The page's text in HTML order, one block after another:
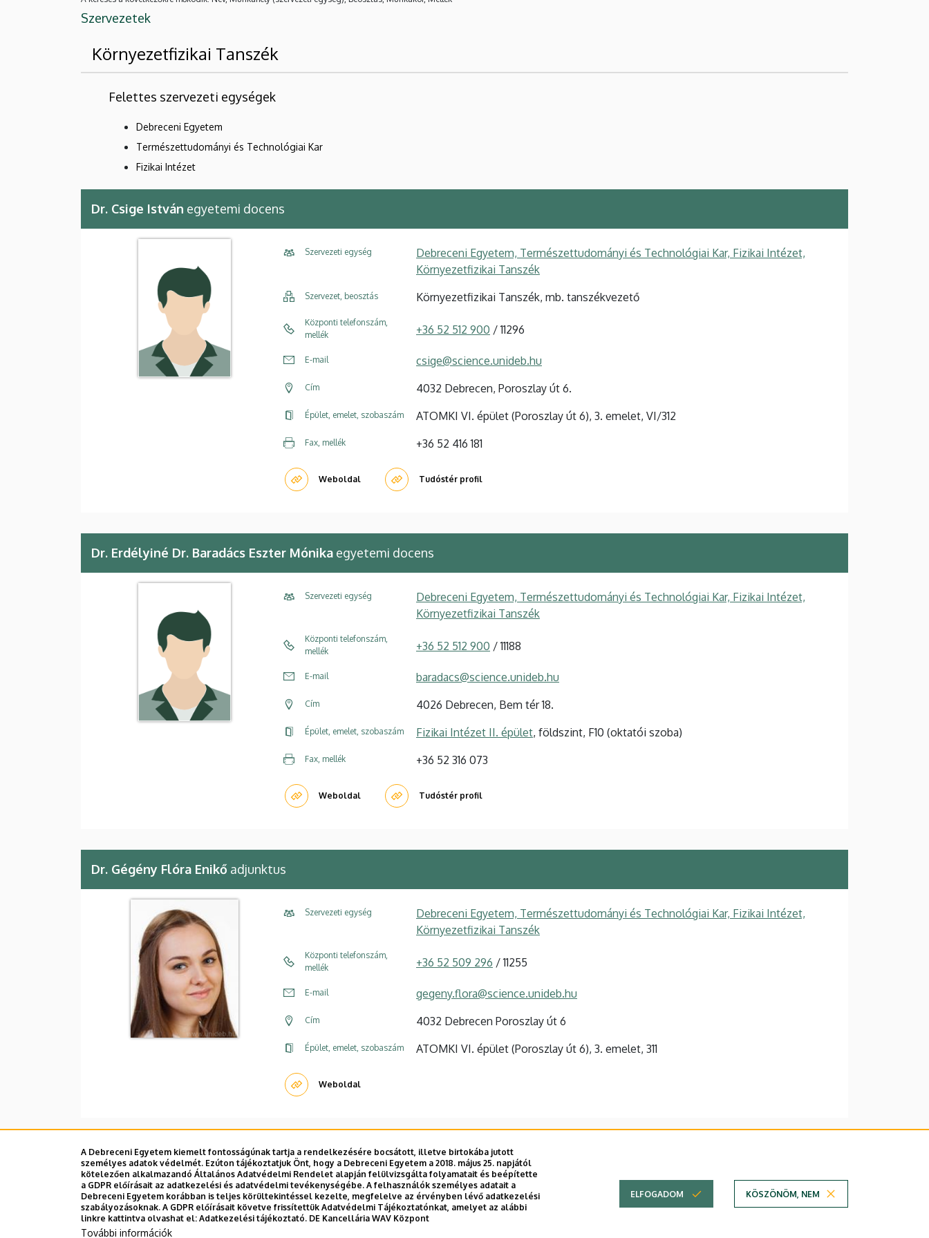
Szervezetek
Környezetfizikai Tanszék
Felettes szervezeti egységek
Debreceni Egyetem
Természettudományi és Technológiai Kar
Fizikai Intézet
Dr. Csige István egyetemi docens
Szervezeti egység
Debreceni Egyetem, Természettudományi és Technológiai Kar, Fizikai Intézet,
Környezetfizikai Tanszék
Szervezet, beosztás Környezetfizikai Tanszék, mb. tanszékvezető
Központi telefonszám,
mellék
+36 52 512 900 / 11296
E-mail csige@science.unideb.hu
Cím 4032 Debrecen, Poroszlay út 6.
Épület, emelet, szobaszám ATOMKI VI. épület (Poroszlay út 6), 3. emelet, VI/312
Fax, mellék +36 52 416 181
Weboldal Tudóstér profil
Dr. Erdélyiné Dr. Baradács Eszter Mónika egyetemi docens
Szervezeti egység
Debreceni Egyetem, Természettudományi és Technológiai Kar, Fizikai Intézet,
Környezetfizikai Tanszék
Központi telefonszám,
mellék
+36 52 512 900 / 11188
E-mail baradacs@science.unideb.hu
Cím 4026 Debrecen, Bem tér 18.
Épület, emelet, szobaszám Fizikai Intézet II. épület, földszint, F10 (oktatói szoba)
Fax, mellék +36 52 316 073
Weboldal Tudóstér profil
Dr. Gégény Flóra Enikő adjunktus
Szervezeti egység
Debreceni Egyetem, Természettudományi és Technológiai Kar, Fizikai Intézet,
Környezetfizikai Tanszék
Központi telefonszám,
mellék
+36 52 509 296 / 11255
E-mail gegeny.flora@science.unideb.hu
Cím 4032 Debrecen Poroszlay út 6
Épület, emelet, szobaszám ATOMKI VI. épület (Poroszlay út 6), 3. emelet, 311
Weboldal
Dolgozói adatmódosítás igénylése a DE telefonkönyvében|Külső személyek rögzítése a DE telefonkönyvében
A Debreceni Egyetem kiemelt fontosságúnak tartja a rendelkezésére bocsátott, illetve birtokába jutott
személyes adatok védelmét. Ezúton tájékoztatjuk Önt, hogy a Debreceni Egyetem a 2018. május 25. napjától
kötelezően alkalmazandó Általános Adatvédelmi Rendelet alapján felülvizsgálta folyamatait és beépítette
a GDPR előírásait az adatkezelési és adatvédelmi tevékenységébe. A felhasználók személyes adatait a
Debreceni Egyetem korábban is teljes körültekintéssel kezelte, megfelelve az érvényben lévő adatkezelési
szabályozásoknak. A GDPR előírásait követve frissítettük Adatvédelmi Tájékoztatónkat, amelyet az alábbi
linkre kattintva olvashat el: Adatkezelési tájékoztató. DE Kancellária WAV Központ
További információk
ELFOGADOM KÖSZÖNÖM, NEM